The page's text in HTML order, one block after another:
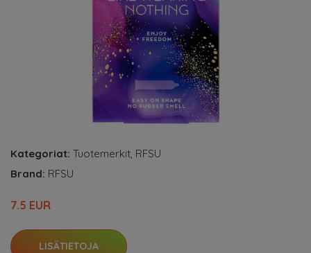
Kategoriat: Tuotemerkit, RFSU
Brand: RFSU
7.5 EUR
LISÄTIETOJA